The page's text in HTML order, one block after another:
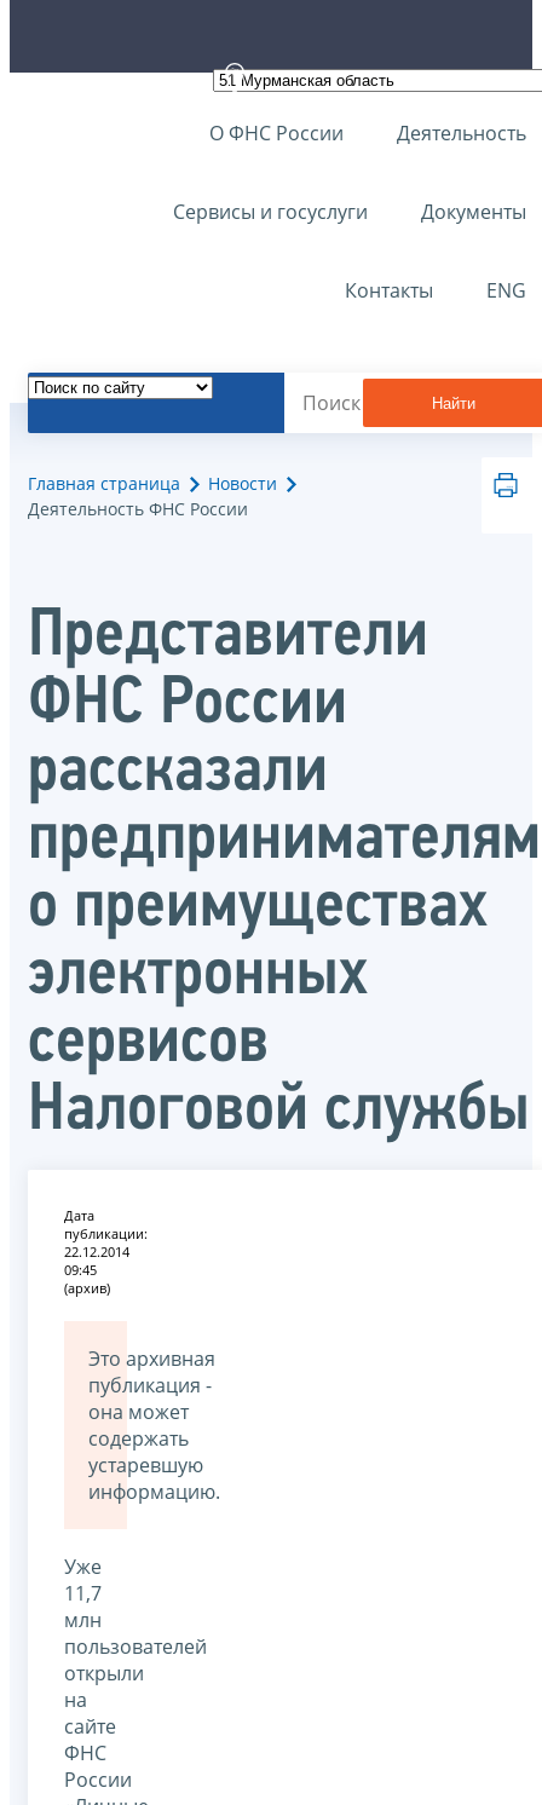
О ФНС России Деятельность
Сервисы и госуслуги Документы
Контакты ENG
Найти
Главная страница
Новости
Деятельность ФНС России
Представители
ФНС России
рассказали
предпринимателям
о преимуществах
электронных
сервисов
Налоговой службы
Дата
публикации:
22.12.2014
09:45
(архив)
Это архивная
публикация -
она может
содержать
устаревшую
информацию.
Уже
11,7
млн
пользователей
открыли
на
сайте
ФНС
России